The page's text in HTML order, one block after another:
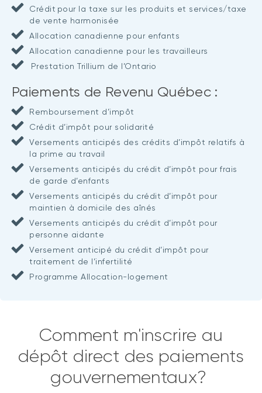
Crédit pour la taxe sur les produits et services/taxe
de vente harmonisée
Allocation canadienne pour enfants
Allocation canadienne pour les travailleurs
Prestation Trillium de l’Ontario
Paiements de Revenu Québec :
Remboursement d’impôt
Crédit d’impôt pour solidarité
Versements anticipés des crédits d’impôt relatifs à
la prime au travail
Versements anticipés du crédit d’impôt pour frais
de garde d’enfants
Versements anticipés du crédit d’impôt pour
maintien à domicile des aînés
Versements anticipés du crédit d’impôt pour
personne aidante
Versement anticipé du crédit d’impôt pour
traitement de l’infertilité
Programme Allocation-logement
Comment m'inscrire au
dépôt direct des paiements
gouvernementaux?